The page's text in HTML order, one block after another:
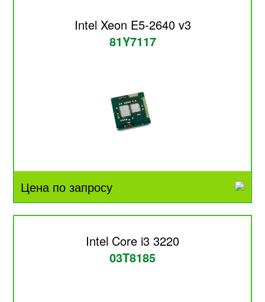
Intel Xeon E5-2640 v3
81Y7117
Цена по запросу
Intel Core i3 3220
03T8185